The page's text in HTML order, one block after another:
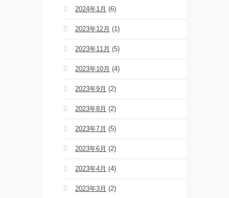
2024年1月 (6)
2023年12月 (1)
2023年11月 (5)
2023年10月 (4)
2023年9月 (2)
2023年8月 (2)
2023年7月 (5)
2023年6月 (2)
2023年4月 (4)
2023年3月 (2)